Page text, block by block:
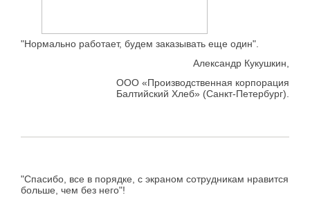
"Нормально работает, будем заказывать еще один".
Александр Кукушкин,
ООО «Производственная корпорация
Балтийский Хлеб» (Санкт-Петербург).
"Спасибо, все в порядке, с экраном сотрудникам нравится
больше, чем без него"!